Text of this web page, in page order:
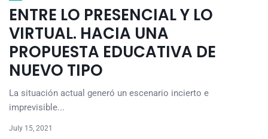
ENTRE LO PRESENCIAL Y LO
VIRTUAL. HACIA UNA
PROPUESTA EDUCATIVA DE
NUEVO TIPO
La situación actual generó un escenario incierto e
imprevisible...
July 15, 2021